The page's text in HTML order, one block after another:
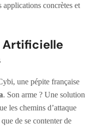
applications concrètes et
Artificielle
une pépite française
. Son arme ? Une solution
les chemins d’attaque
de se contenter de